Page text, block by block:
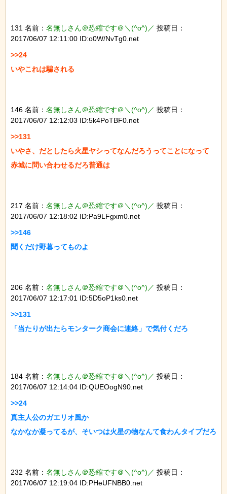
131 名前： 名無しさん＠恐縮です＠＼(^o^)／ 投稿日：
2017/06/07 12:11:00 ID:o0W/NvTg0.net
>>24
いやこれは騙される
146 名前： 名無しさん＠恐縮です＠＼(^o^)／ 投稿日：
2017/06/07 12:12:03 ID:5k4PoTBF0.net
>>131
いやさ、だとしたら火星ヤシってなんだろうってことになって
赤城に問い合わせるだろ普通は
217 名前： 名無しさん＠恐縮です＠＼(^o^)／ 投稿日：
2017/06/07 12:18:02 ID:Pa9LFgxm0.net
>>146
聞くだけ野暮ってものよ
206 名前： 名無しさん＠恐縮です＠＼(^o^)／ 投稿日：
2017/06/07 12:17:01 ID:5D5oP1ks0.net
>>131
「当たりが出たらモンターク商会に連絡」で気付くだろ
184 名前： 名無しさん＠恐縮です＠＼(^o^)／ 投稿日：
2017/06/07 12:14:04 ID:QUEOogN90.net
>>24
真主人公のガエリオ風か
なかなか凝ってるが、そいつは火星の物なんて食わんタイプだろ
232 名前： 名無しさん＠恐縮です＠＼(^o^)／ 投稿日：
2017/06/07 12:19:04 ID:PHeUFNBB0.net